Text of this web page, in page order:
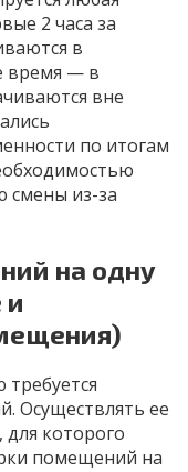
2 часа за
в
время — в
вне
по итогам
смены из-за
на одну
и
Осуществлять ее
которого
помещений на